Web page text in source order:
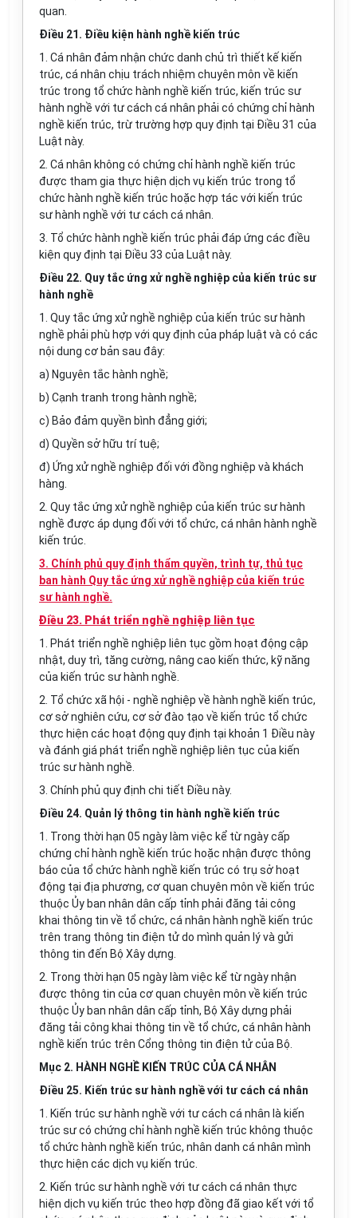
quan.
Điều 21. Điều kiện hành nghề kiến trúc
1. Cá nhân đảm nhận chức danh chủ trì thiết kế kiến
trúc, cá nhân chịu trách nhiệm chuyên môn về kiến
trúc trong tổ chức hành nghề kiến trúc, kiến trúc sư
hành nghề với tư cách cá nhân phải có chứng chỉ hành
nghề kiến trúc, trừ trường hợp quy định tại Điều 31 của
Luật này.
2. Cá nhân không có chứng chỉ hành nghề kiến trúc
được tham gia thực hiện dịch vụ kiến trúc trong tổ
chức hành nghề kiến trúc hoặc hợp tác với kiến trúc
sư hành nghề với tư cách cá nhân.
3. Tổ chức hành nghề kiến trúc phải đáp ứng các điều
kiện quy định tại Điều 33 của Luật này.
Điều 22. Quy tắc ứng xử nghề nghiệp của kiến trúc sư
hành nghề
1. Quy tắc ứng xử nghề nghiệp của kiến trúc sư hành
nghề phải phù hợp với quy định của pháp luật và có các
nội dung cơ bản sau đây:
a) Nguyên tắc hành nghề;
b) Cạnh tranh trong hành nghề;
c) Bảo đảm quyền bình đẳng giới;
d) Quyền sở hữu trí tuệ;
đ) Ứng xử nghề nghiệp đối với đồng nghiệp và khách
hàng.
2. Quy tắc ứng xử nghề nghiệp của kiến trúc sư hành
nghề được áp dụng đối với tổ chức, cá nhân hành nghề
kiến trúc.
3. Chính phủ quy định thẩm quyền, trình tự, thủ tục
ban hành Quy tắc ứng xử nghề nghiệp của kiến trúc
sư hành nghề.
Điều 23. Phát triển nghề nghiệp liên tục
1. Phát triển nghề nghiệp liên tục gồm hoạt động cập
nhật, duy trì, tăng cường, nâng cao kiến thức, kỹ năng
của kiến trúc sư hành nghề.
2. Tổ chức xã hội - nghề nghiệp về hành nghề kiến trúc,
cơ sở nghiên cứu, cơ sở đào tạo về kiến trúc tổ chức
thực hiện các hoạt động quy định tại khoản 1 Điều này
và đánh giá phát triển nghề nghiệp liên tục của kiến
trúc sư hành nghề.
3. Chính phủ quy định chi tiết Điều này.
Điều 24. Quản lý thông tin hành nghề kiến trúc
1. Trong thời hạn 05 ngày làm việc kể từ ngày cấp
chứng chỉ hành nghề kiến trúc hoặc nhận được thông
báo của tổ chức hành nghề kiến trúc có trụ sở hoạt
động tại địa phương, cơ quan chuyên môn về kiến trúc
thuộc Ủy ban nhân dân cấp tỉnh phải đăng tải công
khai thông tin về tổ chức, cá nhân hành nghề kiến trúc
trên trang thông tin điện tử do mình quản lý và gửi
thông tin đến Bộ Xây dựng.
2. Trong thời hạn 05 ngày làm việc kể từ ngày nhận
được thông tin của cơ quan chuyên môn về kiến trúc
thuộc Ủy ban nhân dân cấp tỉnh, Bộ Xây dựng phải
đăng tải công khai thông tin về tổ chức, cá nhân hành
nghề kiến trúc trên Cổng thông tin điện tử của Bộ.
Mục 2. HÀNH NGHỀ KIẾN TRÚC CỦA CÁ NHÂN
Điều 25. Kiến trúc sư hành nghề với tư cách cá nhân
1. Kiến trúc sư hành nghề với tư cách cá nhân là kiến
trúc sư có chứng chỉ hành nghề kiến trúc không thuộc
tổ chức hành nghề kiến trúc, nhân danh cá nhân mình
thực hiện các dịch vụ kiến trúc.
2. Kiến trúc sư hành nghề với tư cách cá nhân thực
hiện dịch vụ kiến trúc theo hợp đồng đã giao kết với tổ